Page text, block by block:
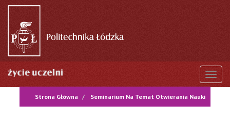
Przejdź
treści
Strona Główna Seminarium Na Temat Otwierania Nauki